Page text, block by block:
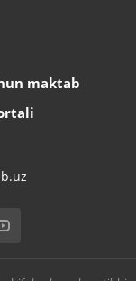
maktab